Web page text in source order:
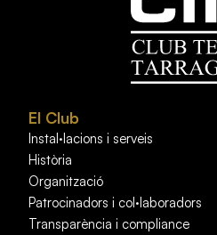
El Club
Instal·lacions i serveis
Història
Organització
Patrocinadors i col·laboradors
Transparència i compliance